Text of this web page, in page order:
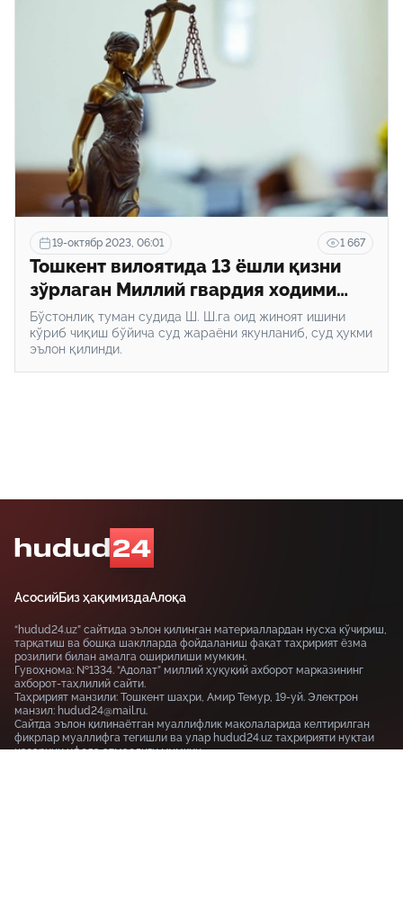
19-октябр 2023, 06:01 1 667
Тошкент вилоятида 13 ёшли қизни
зўрлаган Миллий гвардия ходими
қамалди
Бўстонлиқ туман судида Ш. Ш.га оид жиноят ишини
кўриб чиқиш бўйича суд жараёни якунланиб, суд ҳукми
эълон қилинди.
АсосийБиз ҳақимиздаАлоқа
“hudud24.uz” сайтида эълон қилинган материаллардан нусха кўчириш,
тарқатиш ва бошқа шаклларда фойдаланиш фақат таҳририят ёзма
розилиги билан амалга оширилиши мумкин.
Гувоҳнома: №1334. “Адолат” миллий ҳуқуқий ахборот марказининг
ахборот-таҳлилий сайти.
Таҳририят манзили: Тошкент шаҳри, Амир Темур, 19-уй. Электрон
манзил: hudud24@mail.ru.
Сайтда эълон қилинаётган муаллифлик мақолаларида келтирилган
фикрлар муаллифга тегишли ва улар hudud24.uz таҳририяти нуқтаи
назарини ифода этмаслиги мумкин.